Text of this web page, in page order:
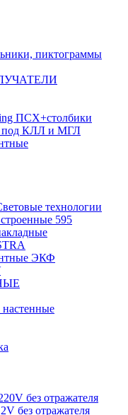
пиктограммы
ПСХ+столбики
под КЛЛ и МГЛ
технологии
595
ЭКФ
без отражателя
без отражателя